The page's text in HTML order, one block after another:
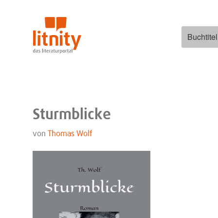
Suchen
Sturmblicke
vonThomas Wolf